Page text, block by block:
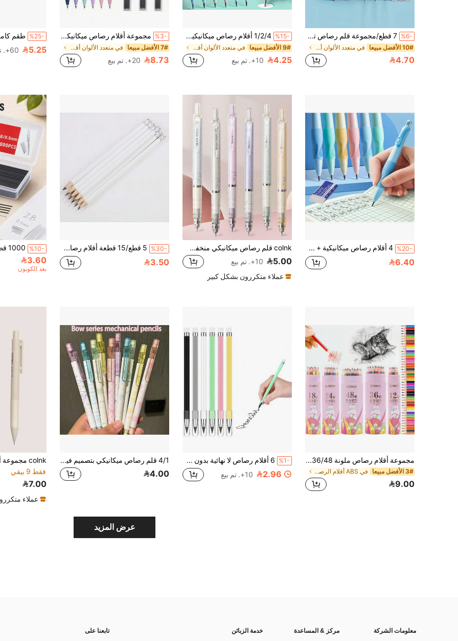
%6- 7 قطع/مجموعة قلم رصاص تصحيح تلقائي + 6 رؤوس إعادة تعبئة، 2.0 مم، إعادة تعبئة عادية، مناسب لممارسة الخط وتصحيح الوضعية، قلم رصاص أكثر سمكًا مع مبراة مدمجة، العودة إلى المدرسة
10# الأفضل مبيعا في متعدد الألوان أقلام الرصاص الميكانيكية
4.70
%15- 1/2/4 أقلام رصاص ميكانيكية + 8/16/32 قطع من الرصاص البديل + ممحاة، ذاتية الشحذ، قبضة مريحة، رصاص سميك 2.0 ملم، مناسبة للكتابة والرسم، العودة إلى المدرسة
9# الأفضل مبيعا في متعدد الألوان أقلام الرصاص الميكانيكية
4.25 10+. تم بيع
%3- مجموعة أقلام رصاص ميكانيكية 6 قطع، أقلام 0.5 مم و 0.7 مم مع 72 رصاص HB، أدوات كتابة ورسم وتخطيط للمدرسة والمكتب والدراسة، مستلزمات العودة إلى المدرسة، العودة إلى المدرسة.
7# الأفضل مبيعا في متعدد الألوان أقلام الرصاص الميكانيكية
8.73 20+. تم بيع
%25-
5.25 60+. تم بيع
%20- 4 أقلام رصاص ميكانيكية + 32 قطعة إعادة تعبئة مع 2 ممحاة، مبراة مدمجة، قلم تصحيح الوضعية، يصحح وضعية القبضة، رصاص سميك 2.0 مم، متين، قلم كتابة لتصحيح الوضعية، مناسب للكتابة والرسم
6.40
colnk قلم رصاص ميكانيكي منخفض مركز الثقل 0.5 مم، لوازم المدرسة والمكتب للطلاب
5.00 10+. تم بيع
عملاء متكررون بشكل كبير
%30- 5 قطع/15 قطعة أقلام رصاص بيضاء دائرية بسيطة مع ممحاة، مبرية مسبقًا، مناسبة للتعلم والمكتب والممارسة
3.50
%10-
3.60
بعد الكوبون
مجموعة أقلام رصاص ملونة 12/18/24/36/48، أقلام خشبية طبيعية سداسية الشكل، أقلام رسم حيوية، مناسبة للرسم والتظليل، هدية عيد ميلاد للطالب والمعلم، مستلزمات إبداعية للعودة إلى المدرسة، أدوات تعليمية، مستلزمات فنية، مستلزمات مكتبية
3# الأفضل مبيعا في ABS أقلام الرصاص
9.00
%1- 6 أقلام رصاص لا نهائية بدون شحذ، أقلام رصاص لطيفة بدون حبر، لوازم فنية وقرطاسية تعليمية مع رأس ممحاة، العودة إلى المدرسة
2.96 10+. تم بيع
4/1 قلم رصاص ميكانيكي بتصميم فيونكة، قلم رصاص عالي الجودة للطلاب، رصاص متين، العودة إلى المدرسة
4.00
فقط 9 بيقي
7.00
عملاء
عرض المزيد
معلومات الشركة مركز & المساعدة خدمة الزبائن تابعنا على